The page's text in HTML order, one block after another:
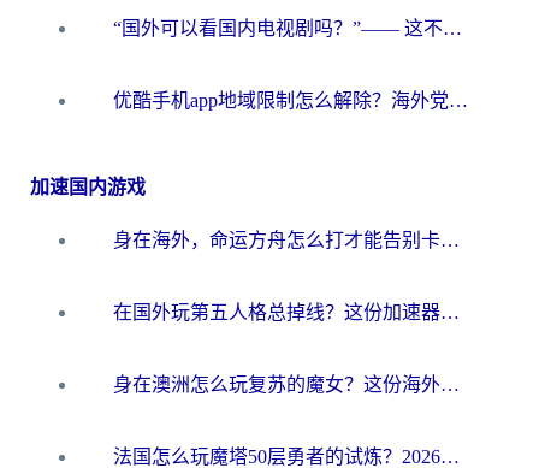
“国外可以看国内电视剧吗？”—— 这不仅是疑问，更是我们共同的乡愁与日常困境
优酷手机app地域限制怎么解除？海外党追剧看片的实用指南
加速国内游戏
身在海外，命运方舟怎么打才能告别卡顿？这份终极指南给你答案
在国外玩第五人格总掉线？这份加速器终极指南让你丝滑上分
身在澳洲怎么玩复苏的魔女？这份海外畅玩国服游戏指南请收好
法国怎么玩魔塔50层勇者的试炼？2026海外国服游戏加速器终极指南